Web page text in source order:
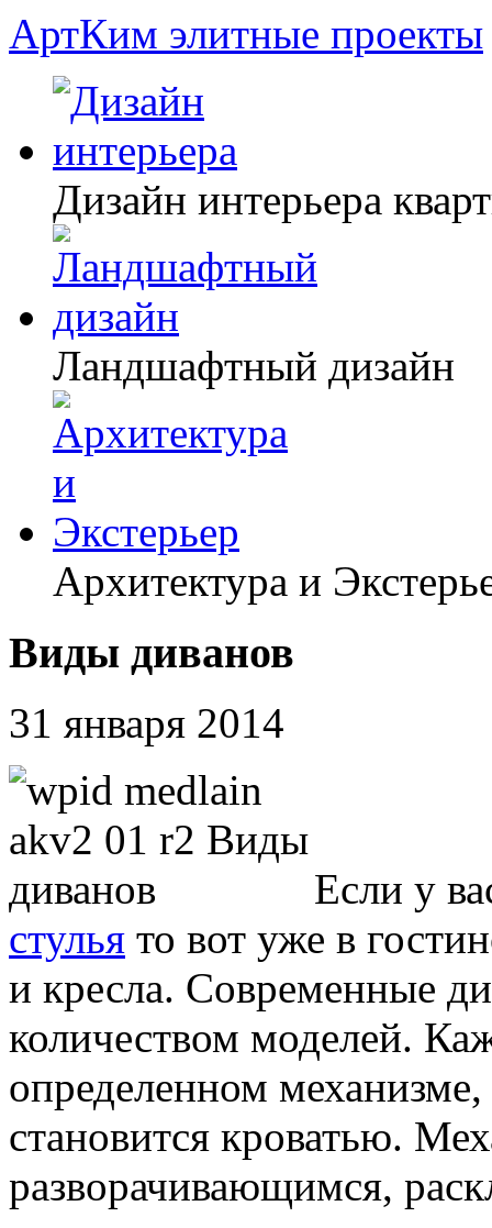
АртКим элитные проекты
Дизайн интерьера
Ландшафтный дизайн
Архитектура и
Виды диванов
31 января 2014
Если у
стулья то вот уже в
и кресла. Современные
количеством моделей.
определенном
становится кроватью.
разворачивающимся,